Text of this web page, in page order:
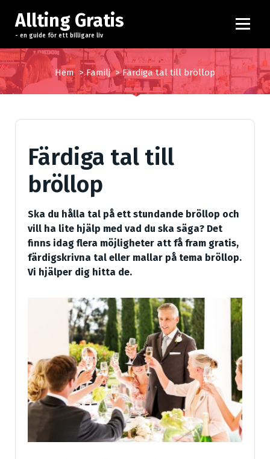
p
a
t
i
Allting Gratis
- en guide för ett billigare liv
Hem>Familj>Färdiga tal till bröllop
Färdiga tal till
bröllop
Ska du hålla tal på ett stundande bröllop och
vill ha lite hjälp med vad du ska säga? Det
finns idag flera möjligheter att få fram gratis,
färdigskrivna tal eller mallar på tema bröllop.
Vi hjälper dig hitta de.